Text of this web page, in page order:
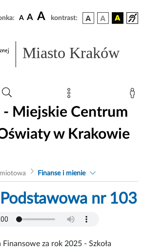
A A A kontrast:
Miasto Kraków
- Miejskie Centrum
w Krakowie
Finanse i mienie
Podstawowa nr 103
za rok 2025 - Szkoła